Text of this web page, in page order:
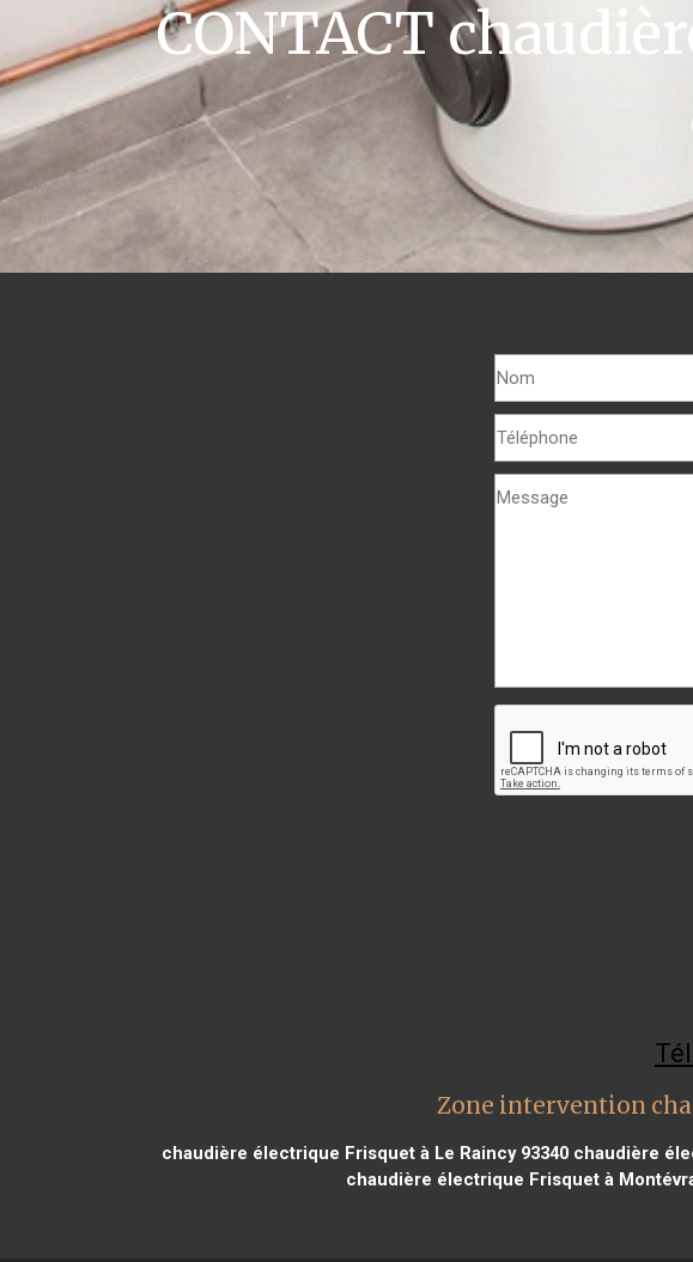
CONTACT
Zone intervention
chaudière électrique Frisquet à Le Raincy 93340chaudière
chaudière électrique Frisquet à